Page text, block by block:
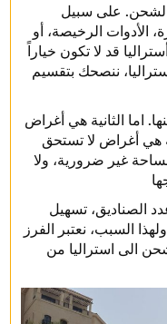
الشحن. على سبيل
الأدوات الرخيصة، أو
قد لا تكون خياراً
ننصحك بتقسيم
اما الثانية هي أغراض
هي أغراض لا تستحق
غير ضرورية، ولا
الصناديق، تسهيل
السبب، نعتبر الفرز
الى استراليا من